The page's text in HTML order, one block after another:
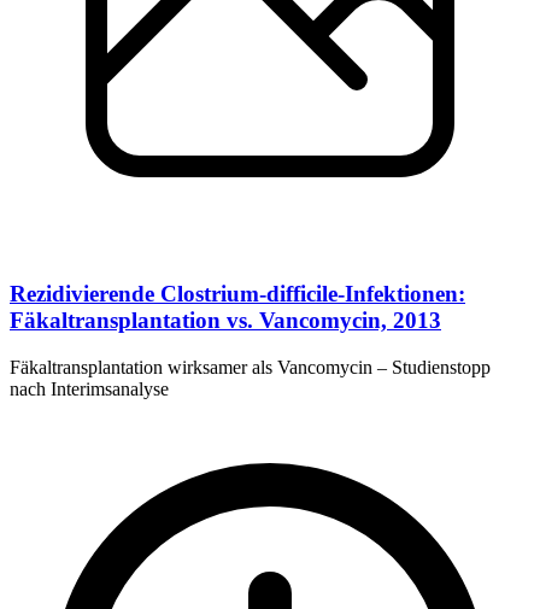
Rezidivierende Clostrium-difficile-Infektionen:
Fäkaltransplantation vs. Vancomycin, 2013
Fäkaltransplantation wirksamer als Vancomycin – Studienstopp
nach Interimsanalyse